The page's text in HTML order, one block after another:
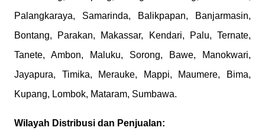
Palangkaraya, Samarinda, Balikpapan, Banjarmasin,
Bontang, Parakan, Makassar, Kendari, Palu, Ternate,
Tanete, Ambon, Maluku, Sorong, Bawe, Manokwari,
Jayapura, Timika, Merauke, Mappi, Maumere, Bima,
Kupang, Lombok, Mataram, Sumbawa.
Wilayah Distribusi dan Penjualan: